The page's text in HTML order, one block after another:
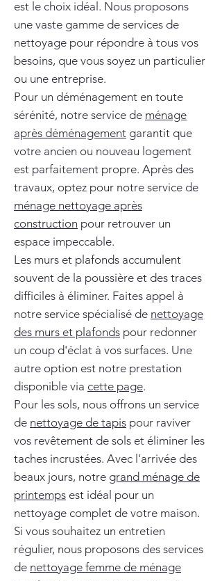
est le choix idéal. Nous proposons
une vaste gamme de services de
nettoyage pour répondre à tous vos
besoins, que vous soyez un particulier
ou une entreprise.
Pour un déménagement en toute
sérénité, notre service de ménage
après déménagement garantit que
votre ancien ou nouveau logement
est parfaitement propre. Après des
travaux, optez pour notre service de
ménage nettoyage après
construction pour retrouver un
espace impeccable.
Les murs et plafonds accumulent
souvent de la poussière et des traces
difficiles à éliminer. Faites appel à
notre service spécialisé de nettoyage
des murs et plafonds pour redonner
un coup d'éclat à vos surfaces. Une
autre option est notre prestation
disponible via cette page.
Pour les sols, nous offrons un service
de nettoyage de tapis pour raviver
vos revêtement de sols et éliminer les
taches incrustées. Avec l'arrivée des
beaux jours, notre grand ménage de
printemps est idéal pour un
nettoyage complet de votre maison.
Si vous souhaitez un entretien
régulier, nous proposons des services
de nettoyage femme de ménage